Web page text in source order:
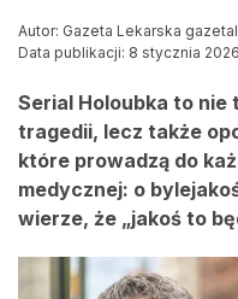
Autor: Gazeta Lekarska
Data publikacji: 8 stycznia 2026
Serial Holoubka to
tragedii, lecz także
które prowadzą do
medycznej: o
wierze, że „jakoś to